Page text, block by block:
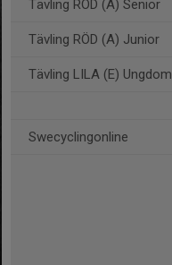
Tävling RÖD (A) Senior
Tävling RÖD (A) Junior
Tävling LILA (E) Ungdom
Swecyclingonline